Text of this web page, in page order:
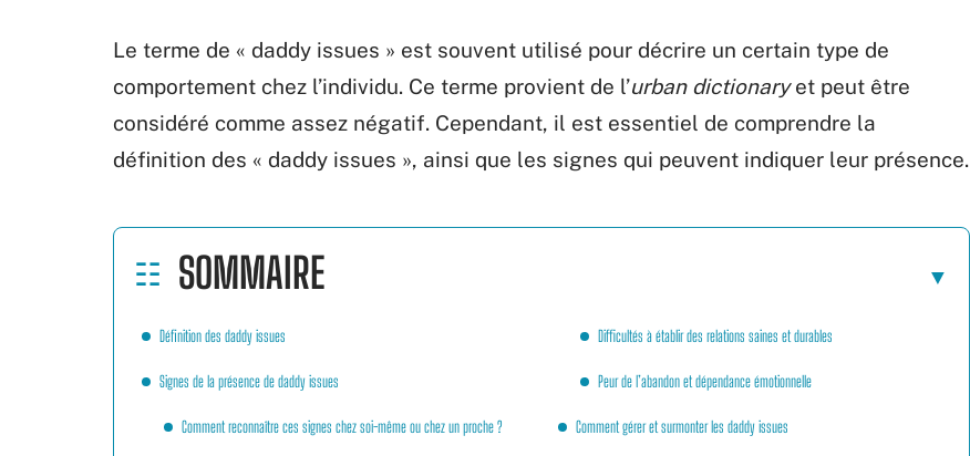
Le terme de « daddy issues » est souvent utilisé pour décrire un certain type de
comportement chez l’individu. Ce terme provient de l’urban dictionaryet peut être
considéré comme assez négatif. Cependant, il est essentiel de comprendre la
définition des « daddy issues », ainsi que les signes qui peuvent indiquer leur présence.
SOMMAIRE
Définition des daddy issues
Signes de la présence de daddy issues
Comment reconnaître ces signes chez soi-même ou chez un proche ?
Difficultés à établir des relations saines et durables
Peur de l’abandon et dépendance émotionnelle
Comment gérer et surmonter les daddy issues